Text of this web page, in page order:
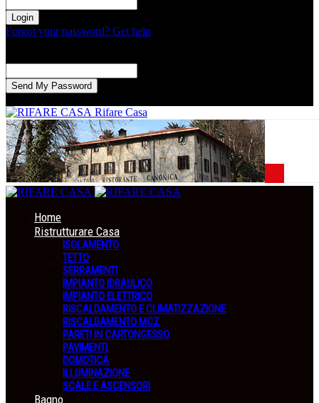
Forgot your password? Get help
Rifare Casa
Home
Ristrutturare Casa
ISOLAMENTO
TETTO
SERRAMENTI
IMPIANTO IDRAULICO
IMPIANTO ELETTRICO
RISCALDAMENTO E CLIMATIZZAZIONE
RISCALDAMENTO MCZ
PARETI IN CARTONGESSO
PAVIMENTI
DOMOTICA
ILLUMINAZIONE
SCALE E ASCENSORI
Bagno